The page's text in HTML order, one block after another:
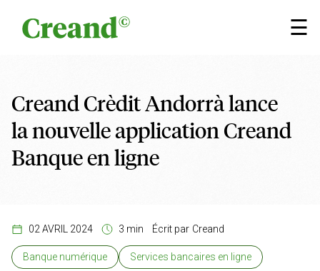
☰
×
Creand Crèdit Andorrà lance
la nouvelle application Creand
Banque en ligne
02 AVRIL 2024 3 min Écrit par Creand
Banque numérique Services bancaires en ligne